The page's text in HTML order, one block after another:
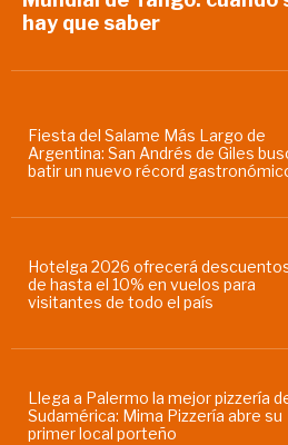
hay que saber
Fiesta del Salame Más Largo de
Argentina: San Andrés de Giles
batir un nuevo récord
Hotelga 2026 ofrecerá
de hasta el 10% en vuelos para
visitantes de todo el país
Llega a Palermo la mejor pizzería
Sudamérica: Mima Pizzería abre su
primer local porteño